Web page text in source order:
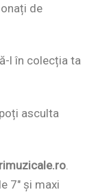
de
l în colecția ta
asculta
7″ și maxi